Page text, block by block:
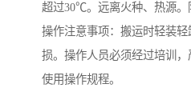
超过30℃。远离火种、热源。
操作注意事项：搬运时轻装
损。操作人员必须经过培训
使用操作规程。